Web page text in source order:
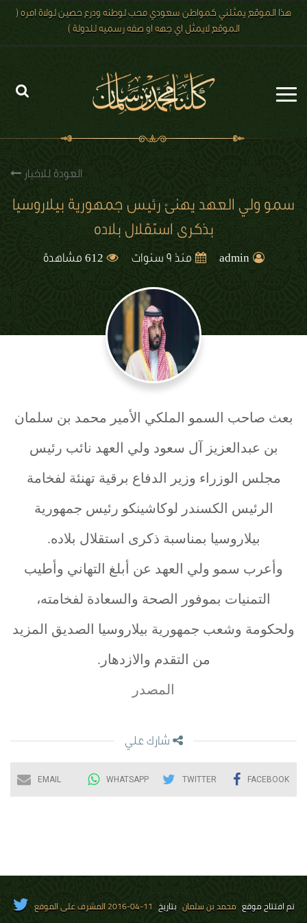
هذا الموقع يمثلني كمواطن سعودي محب لوطنه ودرع حصين لولاة امره (
الموقع لايمثل اي جهه او صفه رسميه للدولة )
رؤية 2030
العودة للاخبار
سمو ولي العهد يهنئ رئيس جمهورية بيلاروسيا
بذكرى استقلال بلاده
admin منذ 9 سنوات 612 مشاهدة
بعث صاحب السمو الملكي الأمير محمد بن سلمان
بن عبدالعزيز آل سعود ولي العهد نائب رئيس
مجلس الوزراء وزير الدفاع برقية تهنئة لفخامة
الرئيس الكسندر لوكاشينكو رئيس جمهورية
بيلاروسيا بمناسبة ذكرى استقلال بلاده.
وأعرب سمو ولي العهد عن أبلغ التهاني وأطيب
التمنيات بموفور الصحة والسعادة لفخامته،
ولحكومة وشعب جمهورية بيلاروسيا الصديق المزيد
من التقدم والازدهار.
المصدر
شارك علي
FACEBOOK
TWITTER
WHATSAPP
EMAIL
تم افتتاح موقع محمد بن سلمان بتاريخ 11-04-2016 المشرف على الموقع